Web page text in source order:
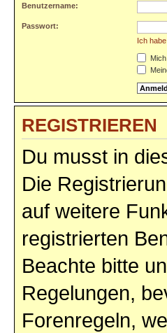
Benutzername:
Passwort:
Ich
REGISTRIEREN
Du musst in
Die
auf weitere
registrierten
Beachte bitte
Regelungen,
Forenregeln,